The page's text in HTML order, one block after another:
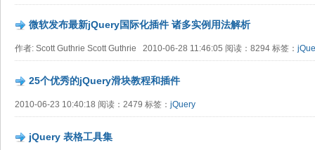
微软发布最新jQuery国际化插件 诸多实例用法解析
作者: Scott Guthrie Scott Guthrie 2010-06-28 11:46:05 阅读：8294 标签：
25个优秀的jQuery滑块教程和插件
2010-06-23 10:40:18 阅读：2479 标签： jQuery
jQuery 表格工具集